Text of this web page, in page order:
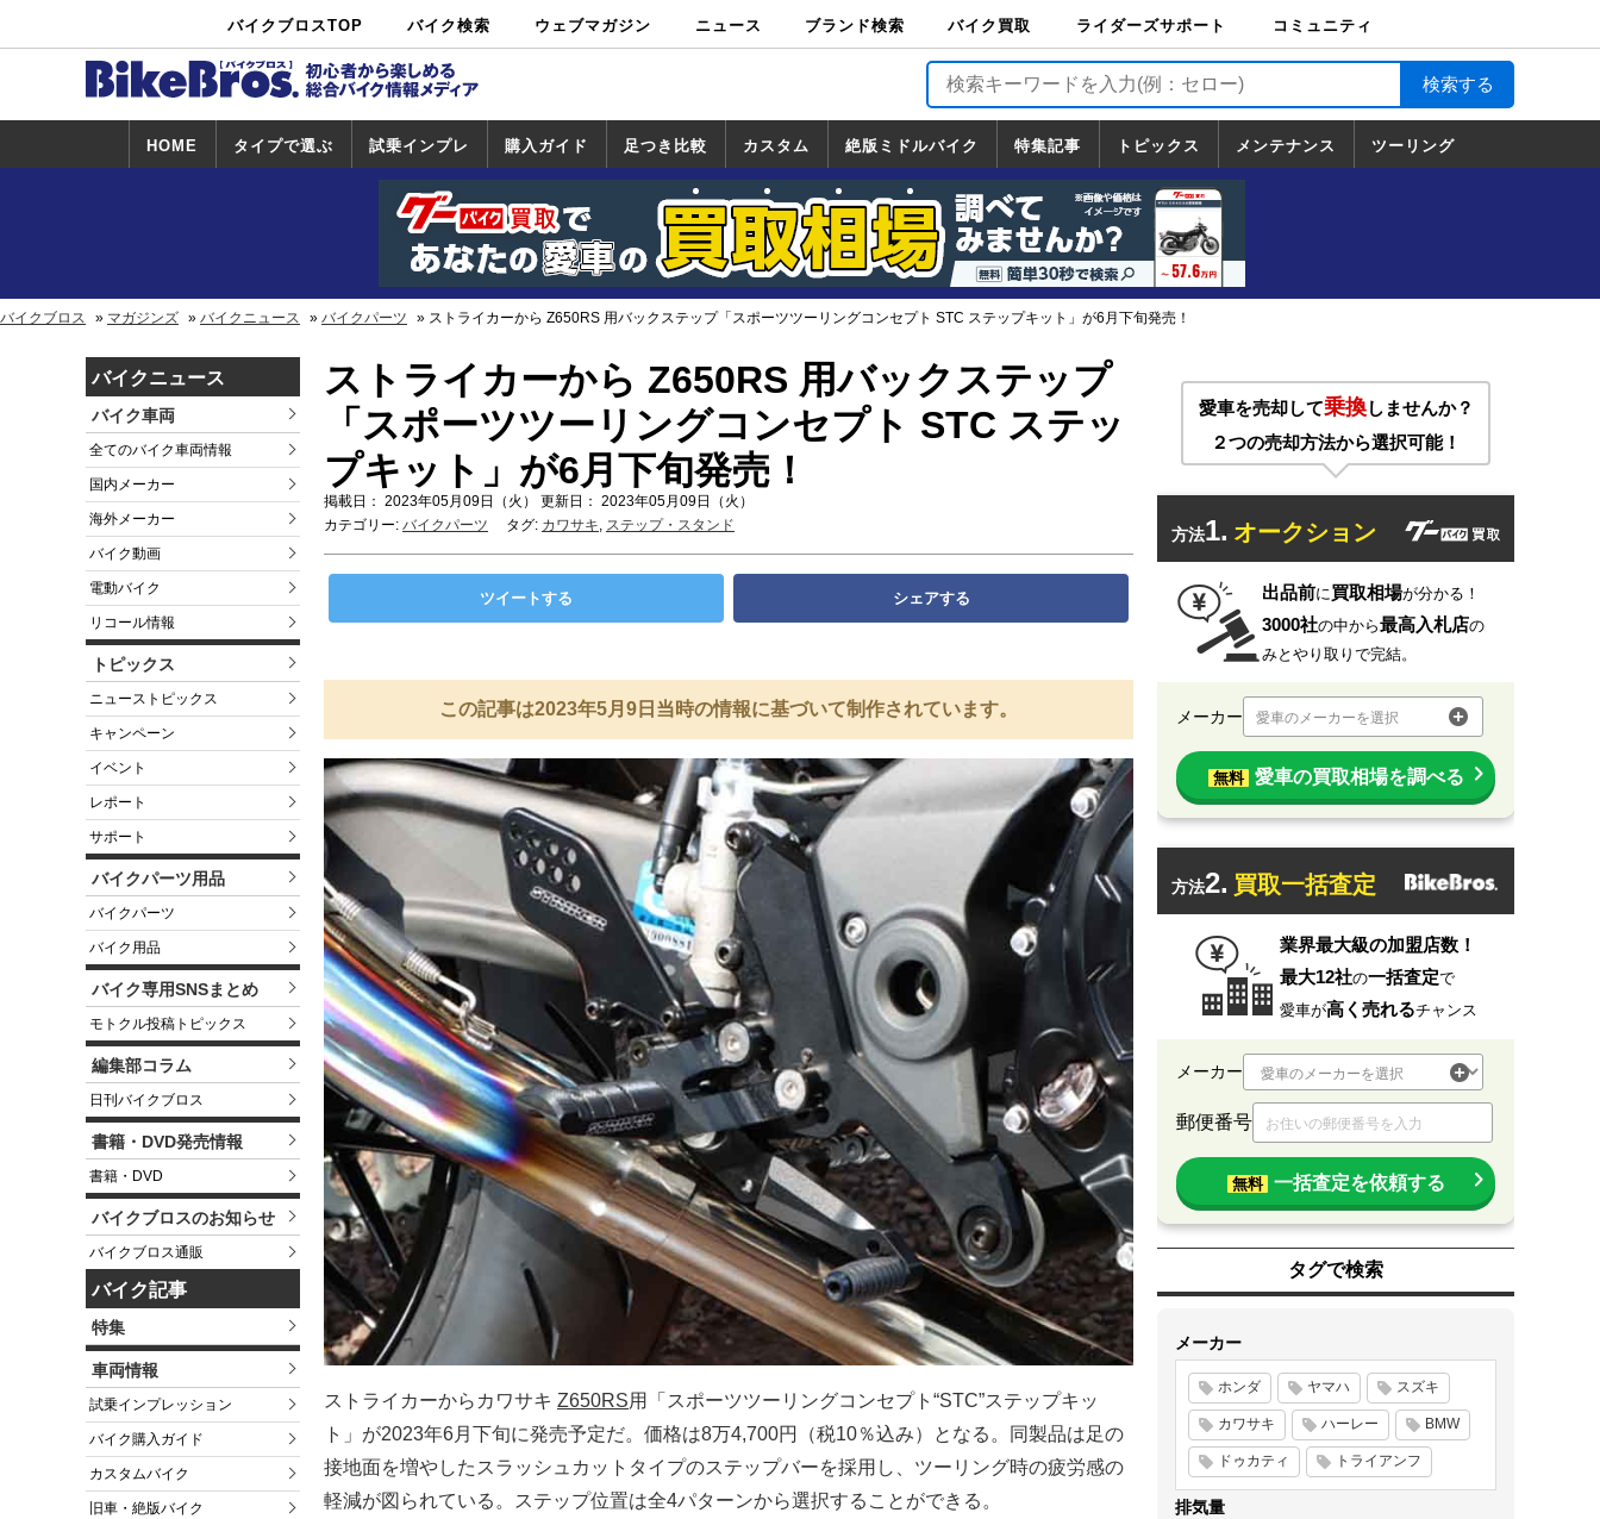
バイクブロスTOP バイク検索
中古バイ
ク・新車検
カタログ検
索
ショップ検
索
ウェブマガジン ニュース ブランド検索 バイク買取
バイク買取
ライダーズサポート
ライダーズサポート
TOP
バイク輸送
バイクガレージライ
フ
バイク車両保険
ロードサービス
バイク試乗
コミュニティ
HOME タイプで選ぶ 試乗インプレ
試乗インプレ
一覧
ホンダ
ヤマハ
スズキ
カワサキ
ハーレー
BMW
トライアンフ
ドゥカティ
購入ガイド
一覧
足つき比較 カスタム
カスタム
一覧
ホンダ
ヤマハ
スズキ
カワサキ
絶版ミドルバイク
絶版ミドルバイク
一覧
ホンダ
ヤマハ
スズキ
カワサキ
特集記事 トピックス
トピックス
一覧
ホンダ
ヤマハ
スズキ
カワサキ
ハーレーダ
ビッドソン
BMW
ドゥカティ
トライアン
フ
メンテナンス ツーリング
道の駅調査隊
ツーリング情報局
日本の道50選
国道めぐり
林道ツーリング
バイクブロス マガジンズ バイクニュース バイクパーツ ストライカーから Z650RS 用バックステップ「スポーツツーリングコンセプト STC ステップキット」が6月下旬発売！
バイクニュース
バイク車両
全てのバイク車両情報
国内メーカー
海外メーカー
バイク動画
電動バイク
リコール情報
トピックス
ニューストピックス
キャンペーン
イベント
レポート
サポート
バイクパーツ用品
バイクパーツ
バイク用品
バイク専用SNSまとめ
モトクル投稿トピックス
編集部コラム
日刊バイクブロス
書籍・DVD発売情報
書籍・DVD
バイクブロスのお知らせ
バイクブロス通販
バイク記事
特集
車両情報
試乗インプレッション
バイク購入ガイド
カスタムバイク
旧車・絶版バイク
ストライカーから Z650RS 用バックステップ
「スポーツツーリングコンセプト STC ステッ
プキット」が6月下旬発売！
掲載日： 2023年05月09日（火） 更新日： 2023年05月09日（火）
カテゴリー: バイクパーツ タグ: カワサキ, ステップ・スタンド
ツイートする シェアする
この記事は2023年5月9日当時の情報に基づいて制作されています。
ストライカーからカワサキ Z650RS用「スポーツツーリングコンセプト“STC”ステップキッ
ト」が2023年6月下旬に発売予定だ。価格は8万4,700円（税10％込み）となる。同製品は足の
接地面を増やしたスラッシュカットタイプのステップバーを採用し、ツーリング時の疲労感の
軽減が図られている。ステップ位置は全4パターンから選択することができる。
愛車を売却して乗換しませんか？
２つの売却方法から選択可能！
方法1. オークション
出品前に買取相場が分かる！
3000社の中から最高入札店の
みとやり取りで完結。
メーカー 愛車のメーカーを選択
無料 愛車の買取相場を調べる
方法2. 買取一括査定
業界最大級の加盟店数！
最大12社の一括査定で
愛車が高く売れるチャンス
メーカー
郵便番号
無料 一括査定を依頼する
タグで検索
メーカー
ホンダ ヤマハ スズキ
カワサキ ハーレー BMW
ドゥカティ トライアンフ
排気量